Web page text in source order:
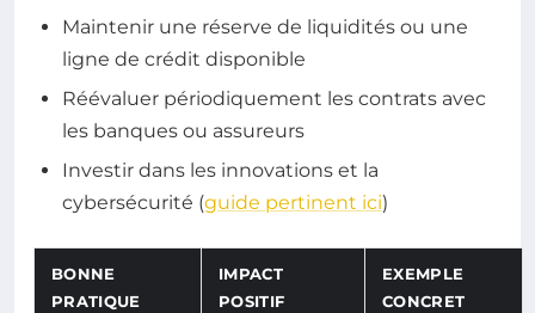
Maintenir une réserve de liquidités ou une
ligne de crédit disponible
Réévaluer périodiquement les contrats avec
les banques ou assureurs
Investir dans les innovations et la
cybersécurité (guide pertinent ici)
BONNE
PRATIQUE
IMPACT
POSITIF
EXEMPLE
CONCRET